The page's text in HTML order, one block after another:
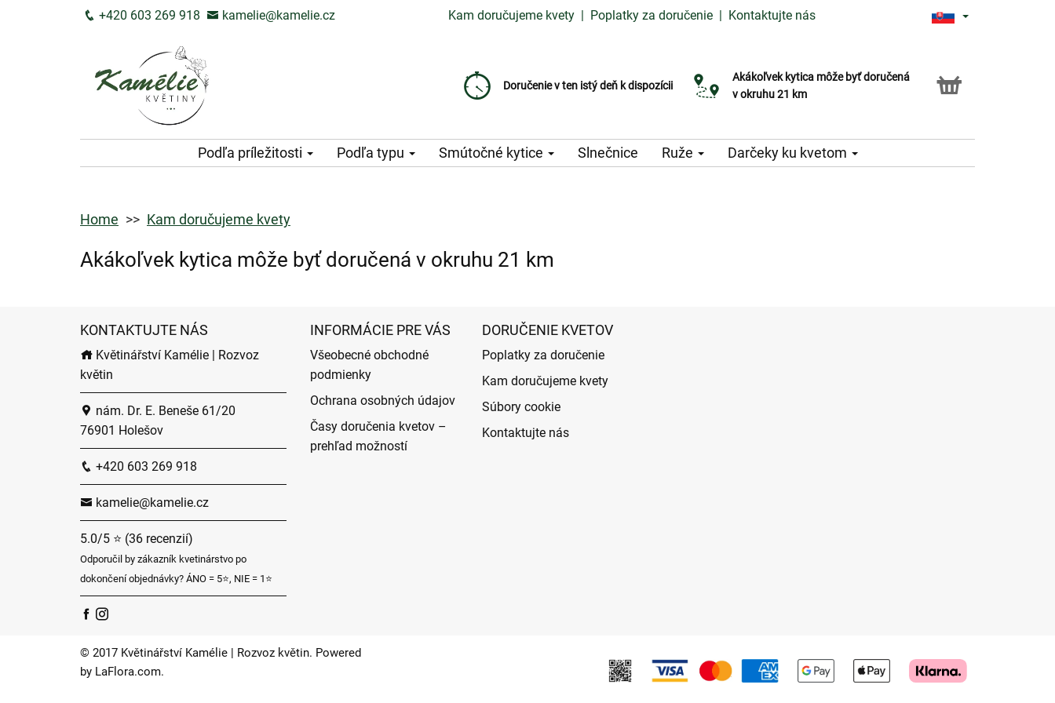
+420 603 269 918 kamelie@kamelie.cz Kam doručujeme kvety | Poplatky za doručenie | Kontaktujte nás
Doručenie v ten istý deň k dispozícii
Poplatok za doručenie od 99 CZK
Vyberte si dátum doručenia
Akákoľvek kytica môže byť doručená
v okruhu 21 km
Služba Click & Collect
Podľa príležitosti Podľa typu Smútočné kytice Slnečnice Ruže Darčeky ku kvetom
Home Kam doručujeme kvety
Akákoľvek kytica môže byť doručená v okruhu 21 km
KONTAKTUJTE NÁS
Květinářství Kamélie | Rozvoz
květin
nám. Dr. E. Beneše 61/20
76901 Holešov
+420 603 269 918
kamelie@kamelie.cz
5.0/5 ⭐ (36 recenzií)
Odporučil by zákazník kvetinárstvo po
dokončení objednávky? ÁNO = 5⭐, NIE = 1⭐
INFORMÁCIE PRE VÁS
Všeobecné obchodné
podmienky
Ochrana osobných údajov
Časy doručenia kvetov –
prehľad možností
DORUČENIE KVETOV
Poplatky za doručenie
Kam doručujeme kvety
Súbory cookie
Kontaktujte nás
© 2017 Květinářství Kamélie | Rozvoz květin. Powered
by LaFlora.com.